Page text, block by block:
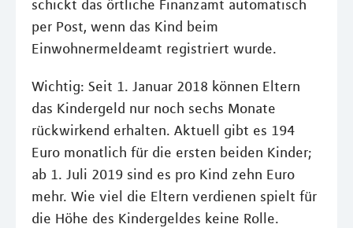
schickt das örtliche Finanzamt automatisch
per Post, wenn das Kind beim
Einwohnermeldeamt registriert wurde.
Wichtig: Seit 1. Januar 2018 können Eltern
das Kindergeld nur noch sechs Monate
rückwirkend erhalten. Aktuell gibt es 194
Euro monatlich für die ersten beiden Kinder;
ab 1. Juli 2019 sind es pro Kind zehn Euro
mehr. Wie viel die Eltern verdienen spielt für
die Höhe des Kindergeldes keine Rolle.